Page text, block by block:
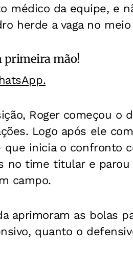
médico da equipe, e
herde a vaga no
primeira mão!
Roger começou o
Logo após ele
que inicia o confronto
no time titular e parou
campo.
aprimoram as bolas
quanto o